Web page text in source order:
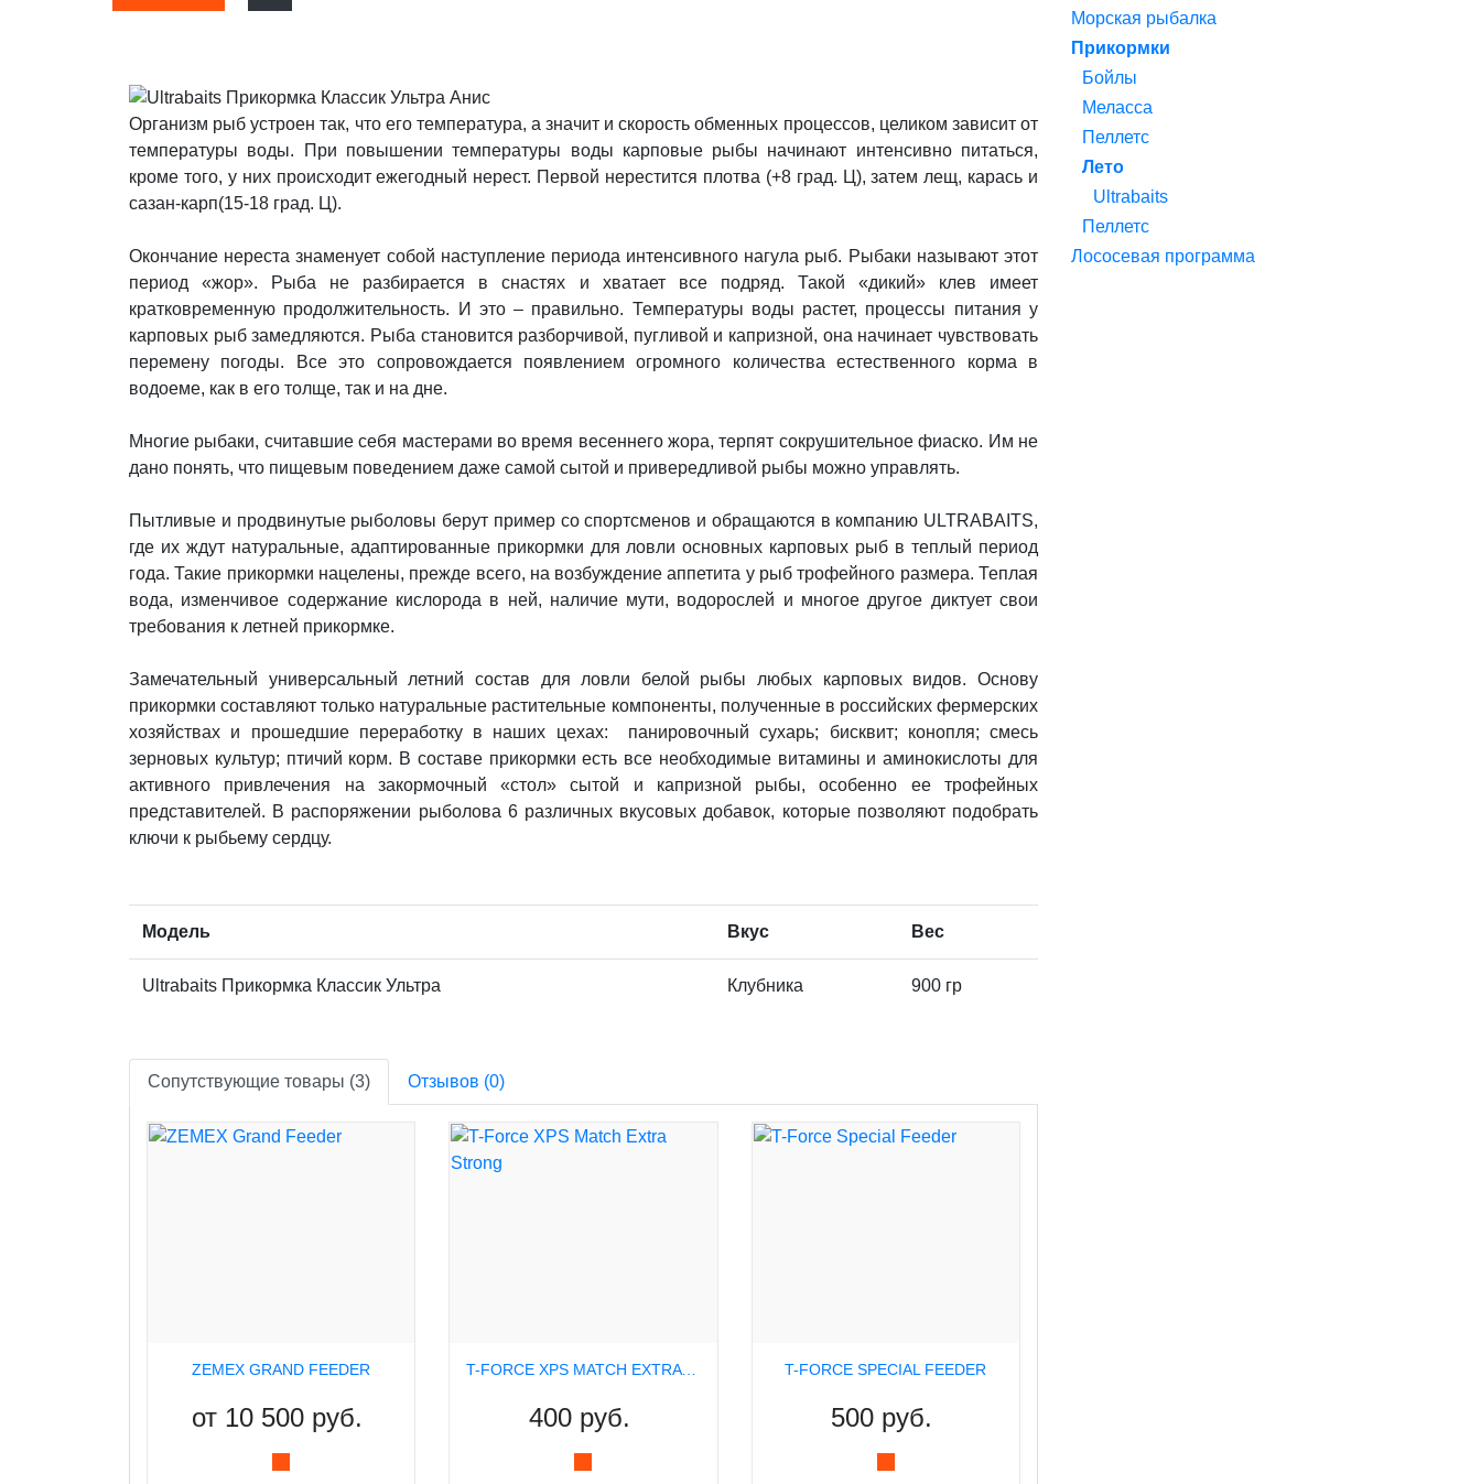
Организм рыб устроен так, что его температура, а значит и скорость обменных процессов, целиком зависит от
температуры воды. При повышении температуры воды карповые рыбы начинают интенсивно питаться,
кроме того, у них происходит ежегодный нерест. Первой нерестится плотва (+8 град. Ц), затем лещ, карась и
сазан-карп(15-18 град. Ц).
Окончание нереста знаменует собой наступление периода интенсивного нагула рыб. Рыбаки называют этот
период «жор». Рыба не разбирается в снастях и хватает все подряд. Такой «дикий» клев имеет
кратковременную продолжительность. И это – правильно. Температуры воды растет, процессы питания у
карповых рыб замедляются. Рыба становится разборчивой, пугливой и капризной, она начинает чувствовать
перемену погоды. Все это сопровождается появлением огромного количества естественного корма в
водоеме, как в его толще, так и на дне.
Многие рыбаки, считавшие себя мастерами во время весеннего жора, терпят сокрушительное фиаско. Им не
дано понять, что пищевым поведением даже самой сытой и привередливой рыбы можно управлять.
Пытливые и продвинутые рыболовы берут пример со спортсменов и обращаются в компанию ULTRABAITS,
где их ждут натуральные, адаптированные прикормки для ловли основных карповых рыб в теплый период
года. Такие прикормки нацелены, прежде всего, на возбуждение аппетита у рыб трофейного размера. Теплая
вода, изменчивое содержание кислорода в ней, наличие мути, водорослей и многое другое диктует свои
требования к летней прикормке.
Замечательный универсальный летний состав для ловли белой рыбы любых карповых видов. Основу
прикормки составляют только натуральные растительные компоненты, полученные в российских фермерских
хозяйствах и прошедшие переработку в наших цехах: панировочный сухарь; бисквит; конопля; смесь
зерновых культур; птичий корм. В составе прикормки есть все необходимые витамины и аминокислоты для
активного привлечения на закормочный «стол» сытой и капризной рыбы, особенно ее трофейных
представителей. В распоряжении рыболова 6 различных вкусовых добавок, которые позволяют подобрать
ключи к рыбьему сердцу.
Модель Вкус Вес
Ultrabaits Прикормка Классик Ультра Клубника 900 гр
Сопутствующие товары (3) Отзывов (0)
ZEMEX GRAND FEEDER
от 10 500 руб.
T-FORCE XPS MATCH EXTRA STRONG
400 руб.
T-FORCE SPECIAL FEEDER
500 руб.
Морская рыбалка
Прикормки
Бойлы
Меласса
Пеллетс
Лето
Ultrabaits
Пеллетс
Лососевая программа